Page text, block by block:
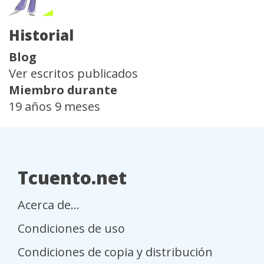
Historial
Blog
Ver escritos publicados
Miembro durante
19 años 9 meses
Tcuento.net
Acerca de...
Condiciones de uso
Condiciones de copia y distribución